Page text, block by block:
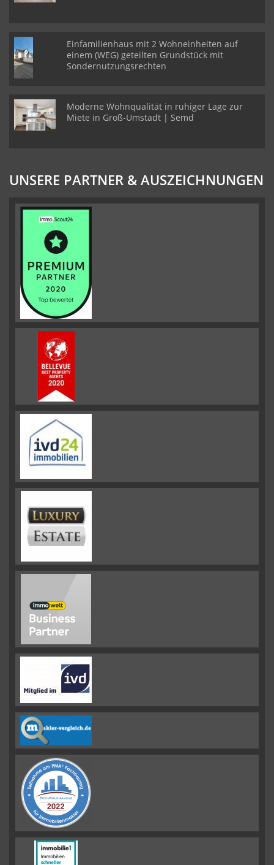
Einfamilienhaus mit 2 Wohneinheiten auf
einem (WEG) geteilten Grundstück mit
Sondernutzungsrechten
Moderne Wohnqualität in ruhiger Lage zur
Miete in Groß-Umstadt | Semd
UNSERE PARTNER & AUSZEICHNUNGEN